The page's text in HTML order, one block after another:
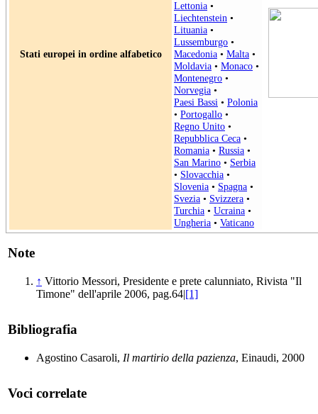
Stati europei in ordine alfabetico
Lettonia •
Liechtenstein •
Lituania •
Lussemburgo •
Macedonia • Malta •
Moldavia • Monaco •
Montenegro •
Norvegia •
Paesi Bassi • Polonia
• Portogallo •
Regno Unito •
Repubblica Ceca •
Romania • Russia •
San Marino • Serbia
• Slovacchia •
Slovenia • Spagna •
Svezia • Svizzera •
Turchia • Ucraina •
Ungheria • Vaticano
Note
↑ Vittorio Messori, Presidente e prete calunniato, Rivista "Il
Timone" dell'aprile 2006, pag.64|[1]
Bibliografia
Agostino Casaroli, Il martirio della pazienza, Einaudi, 2000
Voci correlate